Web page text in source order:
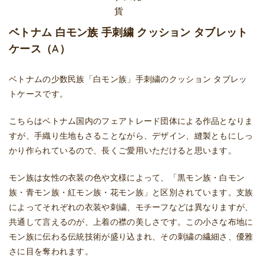
ベトナム 白モン族 手刺繍 クッション タブレット
ケース（A）
ベトナムの少数民族「白モン族」手刺繍のクッション タブレッ
トケースです。
こちらはベトナム国内のフェアトレード団体による作品となりま
すが、手織り生地もさることながら、デザイン、縫製ともにしっ
かり作られているので、長くご愛用いただけると思います。
モン族は女性の衣装の色や文様によって、「黒モン族・白モン
族・青モン族・紅モン族・花モン族」と区別されています。支族
によってそれぞれの衣装や刺繍、モチーフなどは異なりますが、
共通して言えるのが、上着の襟の美しさです。この小さな布地に
モン族に伝わる伝統技術が盛り込まれ、その刺繍の繊細さ、優雅
さに目を奪われます。